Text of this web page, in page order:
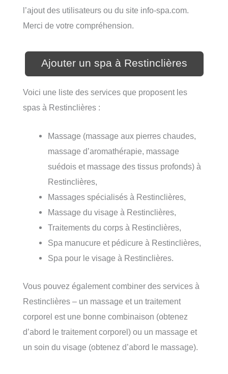
l’ajout des utilisateurs ou du site info-spa.com.
Merci de votre compréhension.
Ajouter un spa à Restinclières
Voici une liste des services que proposent les
spas à Restinclières :
Massage (massage aux pierres chaudes,
massage d’aromathérapie, massage
suédois et massage des tissus profonds) à
Restinclières,
Massages spécialisés à Restinclières,
Massage du visage à Restinclières,
Traitements du corps à Restinclières,
Spa manucure et pédicure à Restinclières,
Spa pour le visage à Restinclières.
Vous pouvez également combiner des services à
Restinclières – un massage et un traitement
corporel est une bonne combinaison (obtenez
d’abord le traitement corporel) ou un massage et
un soin du visage (obtenez d’abord le massage).